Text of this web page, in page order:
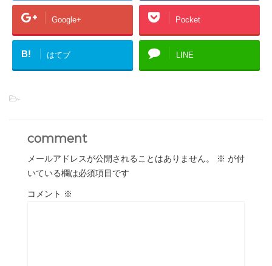
Google+ Pocket
B! はてブ LINE
-
comment
メールアドレスが公開されることはありません。 ※ が付
いている欄は必須項目です
コメント ※